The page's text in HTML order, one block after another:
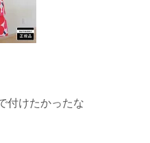
付けたかったな